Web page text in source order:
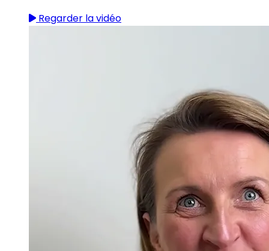
Regarder la vidéo